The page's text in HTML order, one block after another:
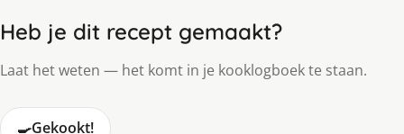
Heb je dit recept gemaakt?
Laat het weten — het komt in je kooklogboek te staan.
🍳Gekookt!